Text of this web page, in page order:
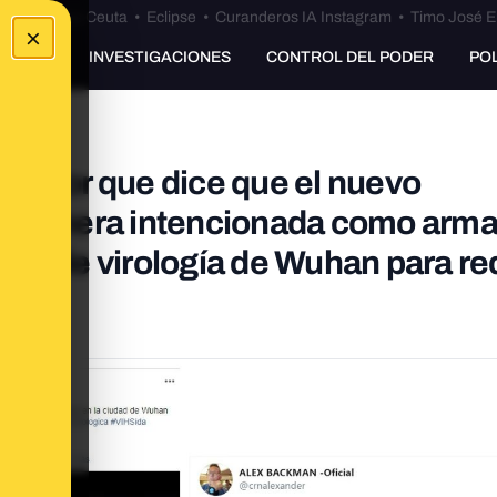
×
•Bulos Ceuta • Eclipse • Curanderos IA Instagram • Timo José
INVESTIGACIONES CONTROL DEL PODER
que dice que el nuevo
manera intencionada como arma
de virología de Wuhan para